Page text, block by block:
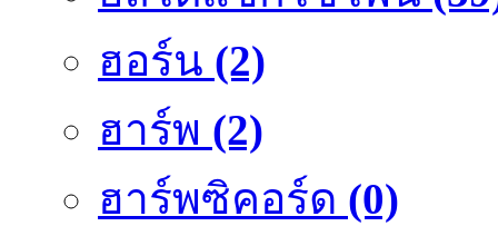
ฮอร์น (2)
ฮาร์พ (2)
ฮาร์พซิคอร์ด (0)